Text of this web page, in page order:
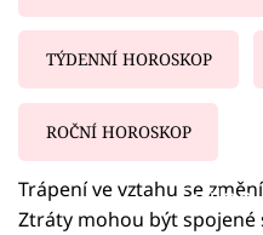
TÝDENNÍ HOROSKOP
ROČNÍ HOROSKOP
Trápení ve vztahu se
Ztráty mohou být spojené